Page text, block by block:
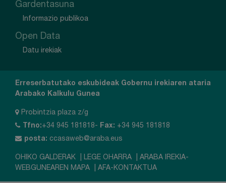
Gardentasuna
Informazio publikoa
Open Data
Datu irekiak
Erreserbatutako eskubideak Gobernu irekiaren ataria
Arabako Kalkulu Gunea
Probintzia plaza z/g
Tfno:+34 945 181818- Fax: +34 945 181818
posta: ccasaweb@araba.eus
OHIKO GALDERAK LEGE OHARRA
ARABA IREKIA-
WEBGUNEAREN MAPA
AFA-KONTAKTUA